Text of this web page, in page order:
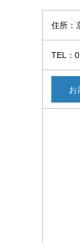
住所：
TEL：
お